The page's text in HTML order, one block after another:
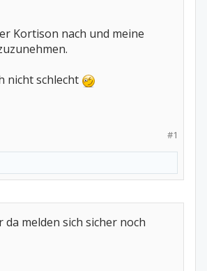
Kortison nach und meine
nicht schlecht
#1
melden sich sicher noch